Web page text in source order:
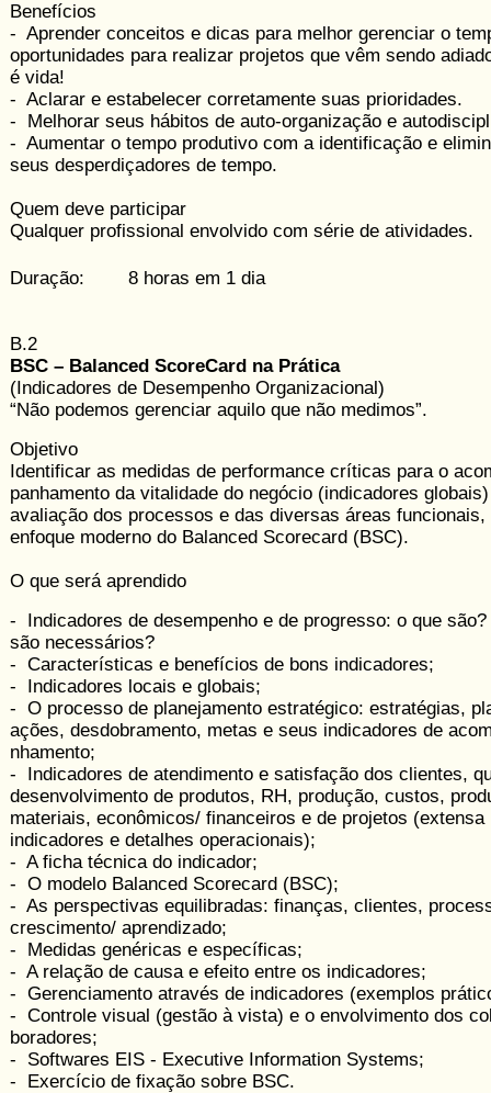
Benefícios
- Aprender conceitos e dicas para melhor gerenciar o
oportunidades para realizar projetos que vêm sendo
é vida!
- Aclarar e estabelecer corretamente suas prioridades.
- Melhorar seus hábitos de auto-organização e
- Aumentar o tempo produtivo com a identificação e
seus desperdiçadores de ­tempo.
Quem deve participar
Qualquer profissional envolvido com série de atividades.
Duração: 8 horas em 1 dia
B.2
BSC – Balanced ScoreCard na Prática
(Indicadores de Desempenho Organizacional)
“Não podemos gerenciar aquilo que não medimos”.
Objetivo
Identificar as medidas de performance críticas para o
panhamento da vitalidade do negócio (indicadores
avaliação dos processos e das diversas áreas funcionais,
enfoque moderno do Balanced Scorecard (BSC).
O que será aprendido
- Indicadores de desempenho e de progresso: o que são?
são ne­cessários?
- Características e benefícios de bons indicadores;
- Indicadores locais e globais;
- O processo de planejamento estratégico: estratégias,
ações, desdobramento, metas e seus indicadores de
nhamento;
- Indicadores de atendimento e satisfação dos clientes,
desen­volvimento de produtos, RH, produção, custos,
materiais, econômicos/ financeiros e de projetos (extensa
indicadores e detalhes operacionais);
- A ficha técnica do indicador;
- O modelo Balanced Scorecard (BSC);
- As perspectivas equilibradas: finanças, clientes,
crescimento/ aprendizado;
- Medidas genéricas e específicas;
- A relação de causa e efeito entre os indicadores;
- Gerenciamento através de indicadores (exemplos
- Controle visual (gestão à vista) e o envolvimento dos
boradores;
- Softwares EIS - Executive Information Systems;
- Exercício de fixação sobre BSC.